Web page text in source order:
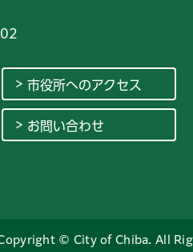
市役所へのアクセス
お問い合わせ
© City of Chiba. All